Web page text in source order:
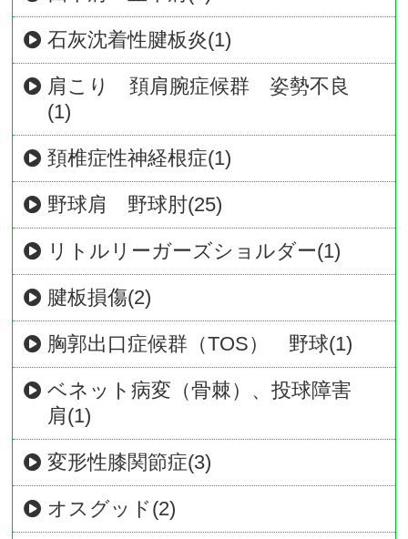
石灰沈着性腱板炎(1)
肩こり 頚肩腕症候群 姿勢不良
(1)
頚椎症性神経根症(1)
野球肩 野球肘(25)
リトルリーガーズショルダー(1)
腱板損傷(2)
胸郭出口症候群（TOS） 野球(1)
ベネット病変（骨棘）、投球障害
肩(1)
変形性膝関節症(3)
オスグッド(2)